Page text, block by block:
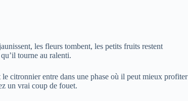
les fleurs tombent, les petits fruits restent
tourne au ralenti.
citronnier entre dans une phase où il peut mieux profiter
un vrai coup de fouet.